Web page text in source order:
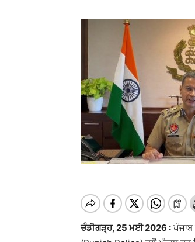
ਚੰਡੀਗੜ੍ਹ, 25 ਮਈ 2026 :